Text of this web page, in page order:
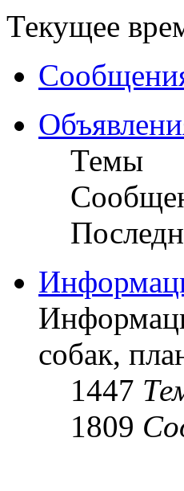
Текущее
Темы
собак,
1447
1809